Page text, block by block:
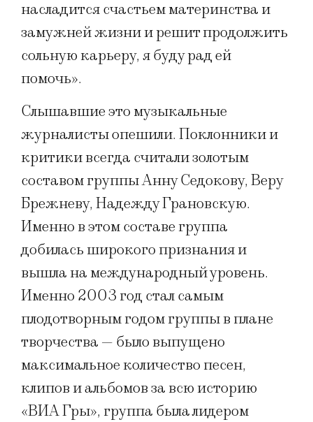
насладится счастьем материнства и
замужней жизни и решит продолжить
сольную карьеру, я буду рад ей
помочь».
Слышавшие это музыкальные
журналисты опешили. Поклонники и
критики всегда считали золотым
составом группы Анну Седокову, Веру
Брежневу, Надежду Грановскую.
Именно в этом составе группа
добилась широкого признания и
вышла на международный уровень.
Именно 2003 год стал самым
плодотворным годом группы в плане
творчества — было выпущено
максимальное количество песен,
клипов и альбомов за всю историю
«ВИА Гры», группа была лидером